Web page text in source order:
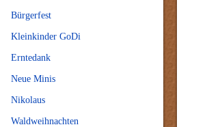
Bürgerfest
Kleinkinder GoDi
Erntedank
Neue Minis
Nikolaus
Waldweihnachten